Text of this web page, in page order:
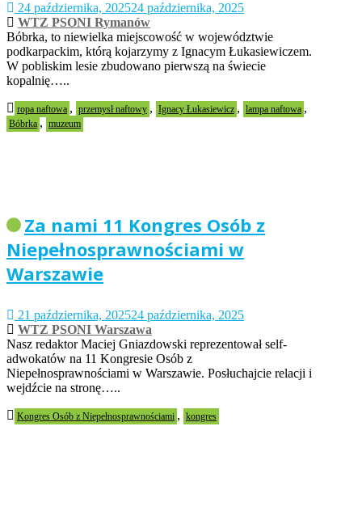
24 października, 202524 października, 2025
WTZ PSONI Rymanów
Bóbrka, to niewielka miejscowość w województwie
podkarpackim, którą kojarzymy z Ignacym Łukasiewiczem.
W pobliskim lesie zbudowano pierwszą na świecie
kopalnię…..
ropa naftowa , przemysł naftowy , Ignacy Łukasiewicz , lampa naftowa ,
Bóbrka , muzeum
Za nami 11 Kongres Osób z
Niepełnosprawnościami w
Warszawie
21 października, 202524 października, 2025
WTZ PSONI Warszawa
Nasz redaktor Maciej Gniazdowski reprezentował self-
adwokatów na 11 Kongresie Osób z
Niepełnosprawnościami w Warszawie. Posłuchajcie relacji i
wejdźcie na stronę…..
Kongres Osób z Niepełnosprawnościami , kongres